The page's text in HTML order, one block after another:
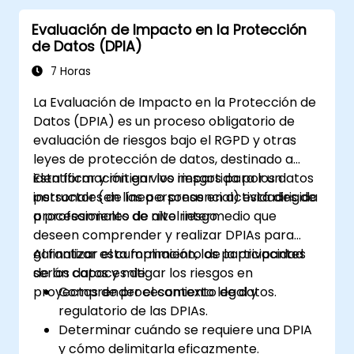
Evaluación de Impacto en la Protección
de Datos (DPIA)
7 Horas
La Evaluación de Impacto en la Protección de
Datos (DPIA) es un proceso obligatorio de
evaluación de riesgos bajo el RGPD y otras
leyes de protección de datos, destinado a
identificar y mitigar los riesgos para los datos
personales de las personas en actividades de
procesamiento de alto riesgo.
Esta formación en vivo impartida por un
instructor (en línea o presencial) está dirigida
a profesionales de nivel intermedio que
deseen comprender y realizar DPIAs para
garantizar el cumplimiento de la privacidad
de los datos y mitigar los riesgos en
proyectos de procesamiento de datos.
Al finalizar esta formación, los participantes
serán capaces de:
Comprender el contexto legal y
regulatorio de las DPIAs.
Determinar cuándo se requiere una DPIA
y cómo delimitarla eficazmente.